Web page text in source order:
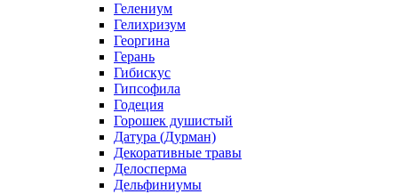
Гелениум
Гелихризум
Георгина
Герань
Гибискус
Гипсофила
Годеция
Горошек душистый
Датура (Дурман)
Декоративные травы
Делосперма
Дельфиниумы